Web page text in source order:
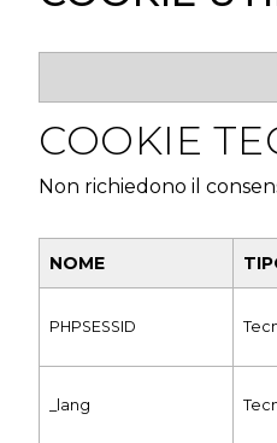
COOKIE
Non richiedono il
NOME
PHPSESSID
_lang